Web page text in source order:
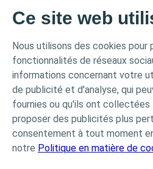
Ce site web
Nous utilisons des cookies
fonctionnalités de réseaux
informations concernant votre
de publicité et d'analyse, qui
fournies ou qu'ils ont
proposer des publicités plus
consentement à tout moment
notre Politique en matière de